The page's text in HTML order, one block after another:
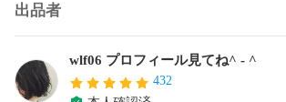
出品者
wlf06 プロフィール見てね^ - ^
432